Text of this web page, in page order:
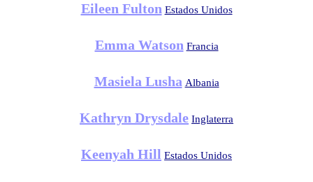
Eileen Fulton Estados Unidos
Emma Watson Francia
Masiela Lusha Albania
Kathryn Drysdale Inglaterra
Keenyah Hill Estados Unidos